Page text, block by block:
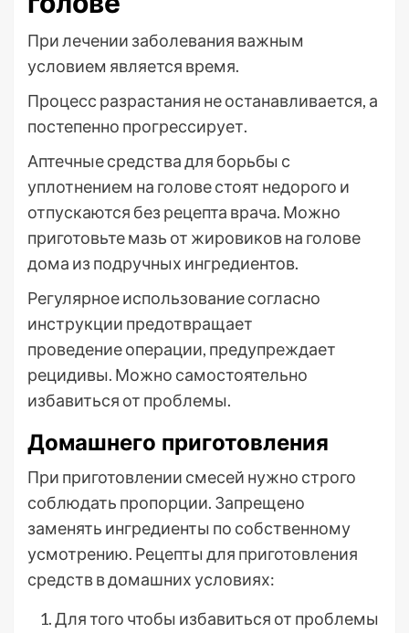
При лечении заболевания важным
условием является время.
Процесс разрастания не останавливается, а
постепенно прогрессирует.
Аптечные средства для борьбы с
уплотнением на голове стоят недорого и
отпускаются без рецепта врача. Можно
приготовьте мазь от жировиков на голове
дома из подручных ингредиентов.
Регулярное использование согласно
инструкции предотвращает
проведение операции, предупреждает
рецидивы. Можно самостоятельно
избавиться от проблемы.
Домашнего приготовления
При приготовлении смесей нужно строго
соблюдать пропорции. Запрещено
заменять ингредиенты по собственному
усмотрению. Рецепты для приготовления
средств в домашних условиях:
Для того чтобы избавиться от проблемы